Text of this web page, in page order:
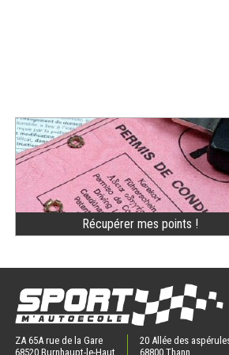
Récupérer mes points !
ZA 65A rue de la Gare
68520 Burnhaupt-le-Haut
20 Allée des
68800 Thann